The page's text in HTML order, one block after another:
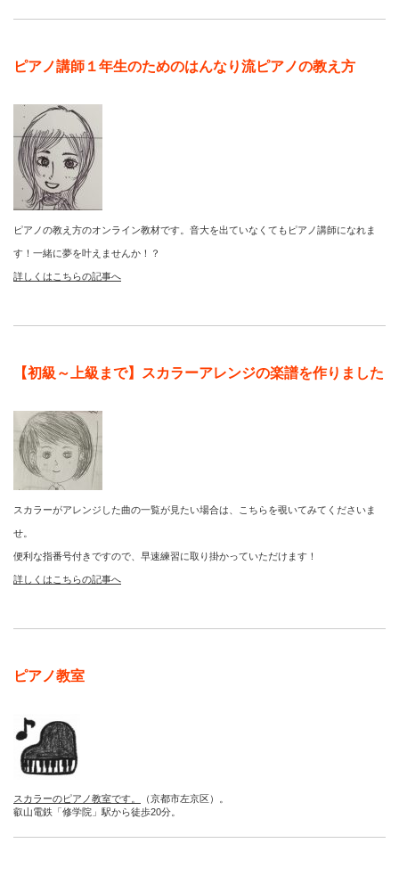
ピアノ講師１年生のためのはんなり流ピアノの教え方
ピアノの教え方のオンライン教材です。音大を出ていなくてもピアノ講師になれま
す！一緒に夢を叶えませんか！？
詳しくはこちらの記事へ
【初級～上級まで】スカラーアレンジの楽譜を作りました
スカラーがアレンジした曲の一覧が見たい場合は、こちらを覗いてみてくださいま
せ。
便利な指番号付きですので、早速練習に取り掛かっていただけます！
詳しくはこちらの記事へ
ピアノ教室
スカラーのピアノ教室です。
（京都市左京区）。
叡山電鉄「修学院」駅から徒歩20分。